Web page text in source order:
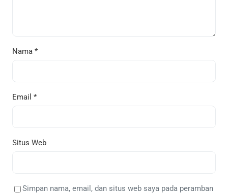
Nama *
Email *
Situs Web
Simpan nama, email, dan situs web saya pada peramban